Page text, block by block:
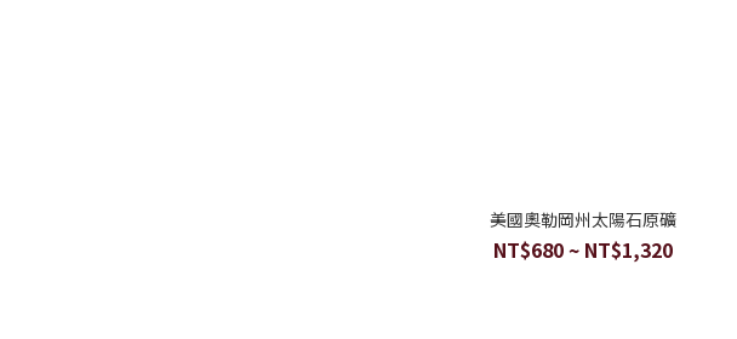
美國奧勒岡州太陽石原礦
NT$680 ~ NT$1,320